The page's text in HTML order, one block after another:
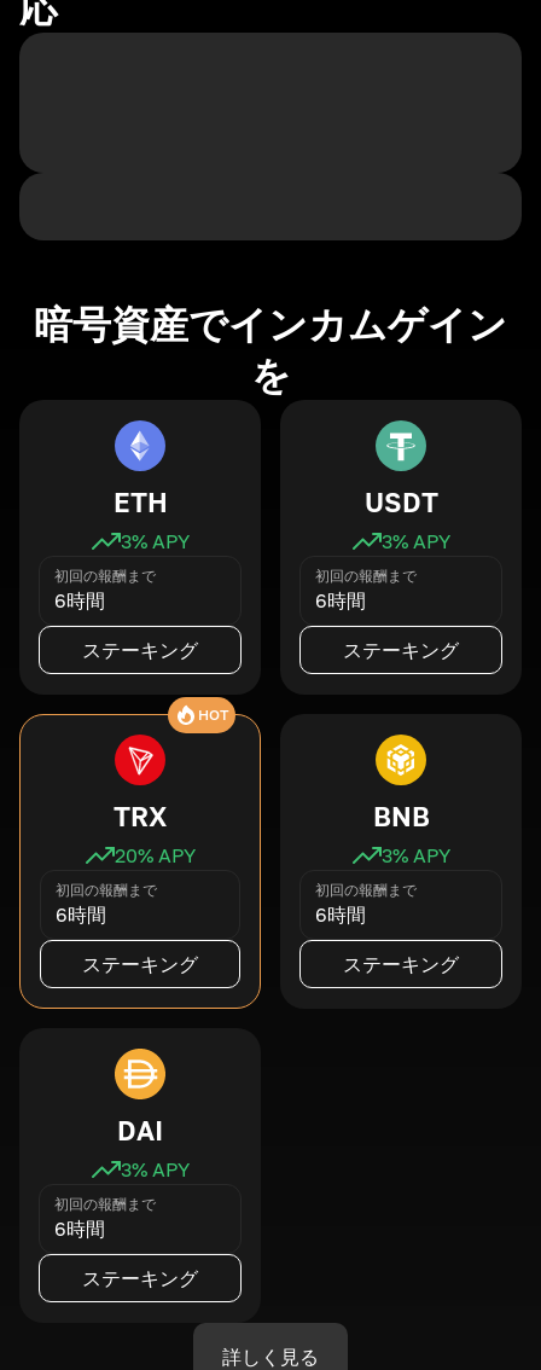
暗号資産でインカムゲイン
を
ETH
3% APY
初回の報酬まで
6時間
ステーキング
USDT
3% APY
初回の報酬まで
6時間
ステーキング
HOT
TRX
20% APY
初回の報酬まで
6時間
ステーキング
BNB
3% APY
初回の報酬まで
6時間
ステーキング
DAI
3% APY
初回の報酬まで
6時間
ステーキング
詳しく見る